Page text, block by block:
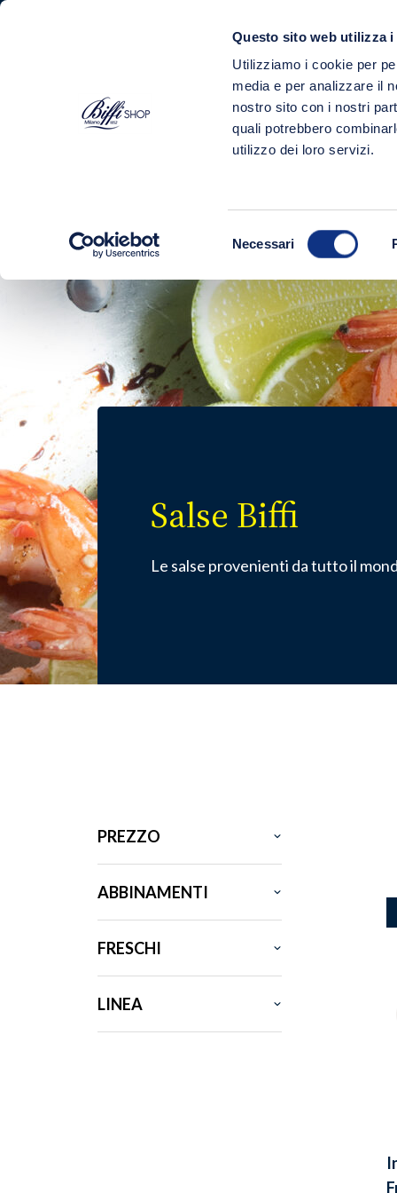
Questo sito web utilizza i
Utilizziamo i cookie per
media e per analizzare il
nostro sito con i nostri
quali potrebbero
utilizzo dei loro servizi.
Necessari
PRODOTTI
Home Salse
Salse Biffi
Le salse provenienti da tutto il
PREZZO
ABBINAMENTI
FRESCHI
LINEA